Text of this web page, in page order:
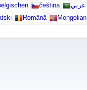
čeština
عربي
Română
Mongolian